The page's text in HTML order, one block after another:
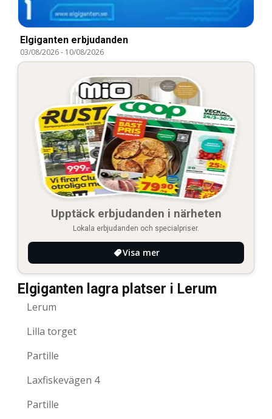
Elgiganten erbjudanden
03/08/2026- 10/08/2026
Upptäck erbjudanden i närheten
Lokala erbjudanden och specialpriser.
Visa mer
Elgiganten lagra platser i Lerum
Lerum
Lilla torget
Partille
Laxfiskevägen 4
Partille